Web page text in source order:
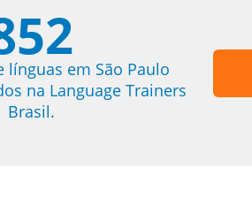
línguas em São Paulo
na Language Trainers
Brasil.